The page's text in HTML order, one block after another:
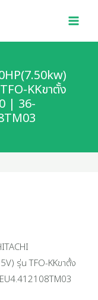
KKขาตั้ง
| 36-
รุ่น TFO-KKขาตั้ง